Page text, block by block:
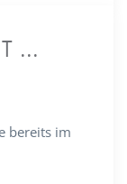
...
bereits im